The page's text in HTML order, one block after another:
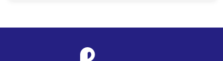
- SOLE 24ORE SANITÀ,